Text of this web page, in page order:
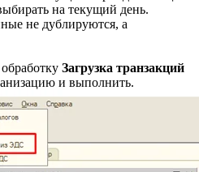
на текущий день.
не дублируются, а
Загрузка транзакций
и выполнить.